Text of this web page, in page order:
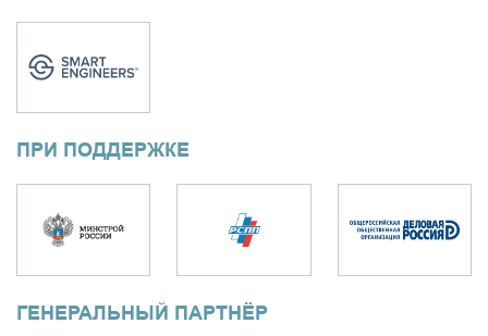
ПРИ ПОДДЕРЖКЕ
ГЕНЕРАЛЬНЫЙ ПАРТНЁР